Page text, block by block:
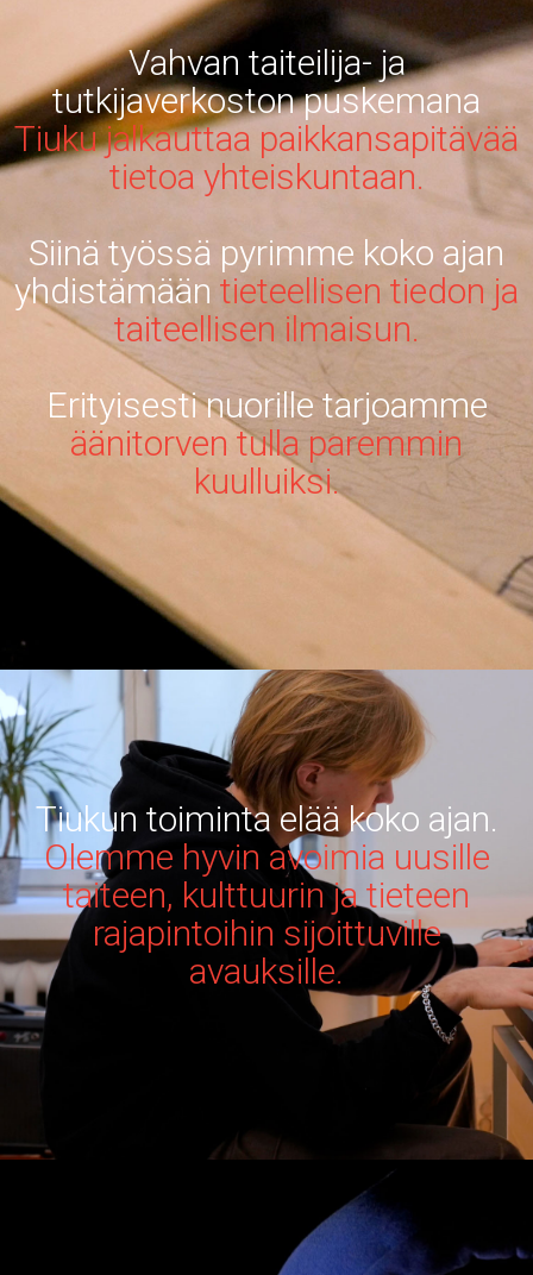
Vahvan taiteilija- ja
tutkijaverkoston puskemana
Tiuku jalkauttaa paikkansapitävää
tietoa yhteiskuntaan.
Siinä työssä pyrimme koko ajan
yhdistämään tieteellisen tiedon ja
taiteellisen ilmaisun.
Erityisesti nuorille tarjoamme
äänitorven tulla paremmin
kuulluiksi.
Tiukun toiminta elää koko ajan.
Olemme hyvin avoimia uusille
taiteen, kulttuurin ja tieteen
rajapintoihin sijoittuville
avauksille.